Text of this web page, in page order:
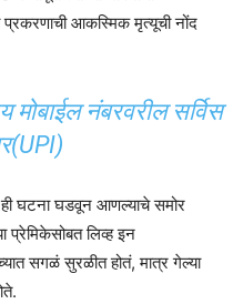
आकस्मिक मृत्यूची नोंद
मोबाईल नंबरवरील सर्विस
ही घटना घडवून आणल्याचे समोर
प्रेमिकेसोबत लिव्ह इन
सगळं सुरळीत होतं, मात्र गेल्या